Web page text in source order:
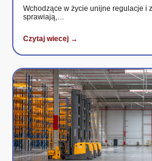
Wchodzące w życie unijne regulacje i
sprawiają,…
Czytaj wiecej →